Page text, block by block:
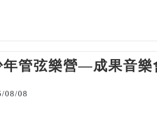
年管弦樂營—成果音樂
08/08